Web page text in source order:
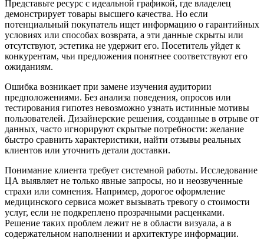
Представьте ресурс с идеальной графикой, где владелец
демонстрирует товары высшего качества. Но если
потенциальный покупатель ищет информацию о гарантийных
условиях или способах возврата, а эти данные скрыты или
отсутствуют, эстетика не удержит его. Посетитель уйдет к
конкурентам, чьи предложения понятнее соответствуют его
ожиданиям.
Ошибка возникает при замене изучения аудитории
предположениями. Без анализа поведения, опросов или
тестирования гипотез невозможно узнать истинные мотивы
пользователей. Дизайнерские решения, созданные в отрыве от
данных, часто игнорируют скрытые потребности: желание
быстро сравнить характеристики, найти отзывы реальных
клиентов или уточнить детали доставки.
Понимание клиента требует системной работы. Исследование
ЦА выявляет не только явные запросы, но и неозвученные
страхи или сомнения. Например, дорогое оформление
медицинского сервиса может вызывать тревогу о стоимости
услуг, если не подкреплено прозрачными расценками.
Решение таких проблем лежит не в области визуала, а в
содержательном наполнении и архитектуре информации.